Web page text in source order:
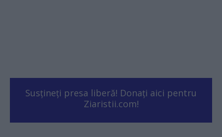
Susțineți presa liberă! Donați aici pentru
Ziaristii.com!